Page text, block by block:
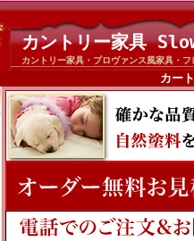
カントリー家具
カントリー家具・プロヴァンス風家具・
カー